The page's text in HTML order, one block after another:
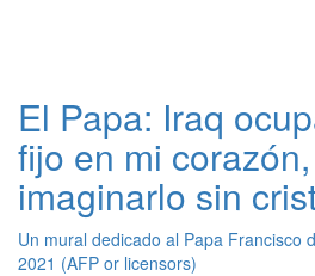
El Papa: Iraq
fijo en mi
imaginarlo sin
Un mural dedicado al Papa Francisco
2021 (AFP or licensors)